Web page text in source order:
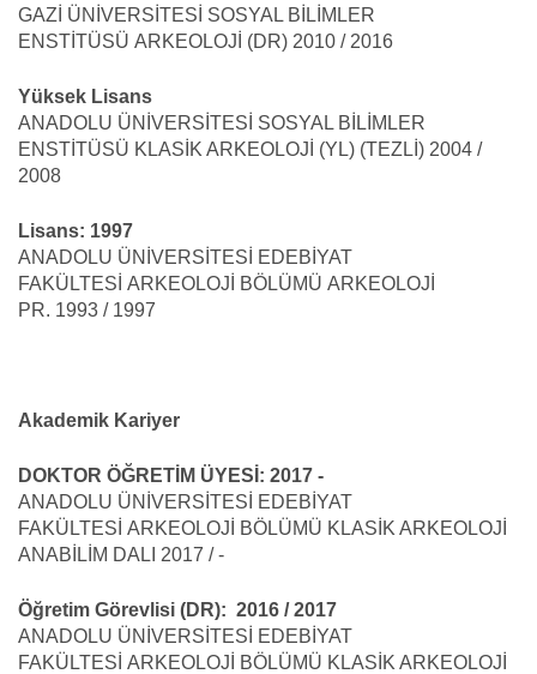
GAZİ ÜNİVERSİTESİ SOSYAL BİLİMLER
ENSTİTÜSÜ ARKEOLOJİ (DR) 2010 / 2016
Yüksek Lisans
ANADOLU ÜNİVERSİTESİ SOSYAL BİLİMLER
ENSTİTÜSÜ KLASİK ARKEOLOJİ (YL) (TEZLİ) 2004 /
2008
Lisans: 1997
ANADOLU ÜNİVERSİTESİ EDEBİYAT
FAKÜLTESİ ARKEOLOJİ BÖLÜMÜ ARKEOLOJİ
PR. 1993 / 1997
Akademik Kariyer
DOKTOR ÖĞRETİM ÜYESİ: 2017 -
ANADOLU ÜNİVERSİTESİ EDEBİYAT
FAKÜLTESİ ARKEOLOJİ BÖLÜMÜ KLASİK ARKEOLOJİ
ANABİLİM DALI 2017 / -
Öğretim Görevlisi (DR): 2016 / 2017
ANADOLU ÜNİVERSİTESİ EDEBİYAT
FAKÜLTESİ ARKEOLOJİ BÖLÜMÜ KLASİK ARKEOLOJİ